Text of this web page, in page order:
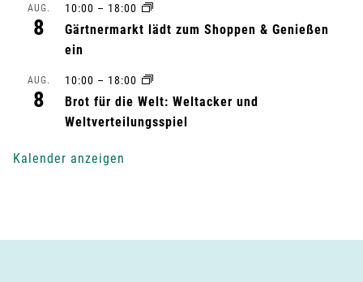
g
AUG.
8
10:00 – 18:00
Gärtnermarkt lädt zum Shoppen & Genießen
ein
AUG.
8
10:00 – 18:00
Brot für die Welt: Weltacker und
Weltverteilungsspiel
Kalender anzeigen